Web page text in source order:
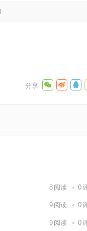
8 阅读 0
9 阅读 0
9 阅读 0